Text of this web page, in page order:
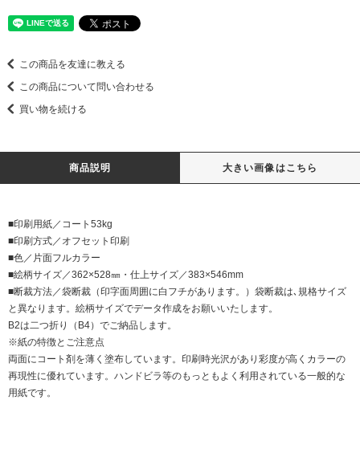
この商品を友達に教える
この商品について問い合わせる
買い物を続ける
商品説明 大きい画像はこちら
■印刷用紙／コート53kg
■印刷方式／オフセット印刷
■色／片面フルカラー
■絵柄サイズ／362×528㎜・仕上サイズ／383×546mm
■断裁方法／袋断裁（印字面周囲に白フチがあります。）袋断裁は､規格サイズ
と異なります。絵柄サイズでデータ作成をお願いいたします。
B2は二つ折り（B4）でご納品します。
※紙の特徴とご注意点
両面にコート剤を薄く塗布しています。印刷時光沢があり彩度が高くカラーの
再現性に優れています。ハンドビラ等のもっともよく利用されている一般的な
用紙です。